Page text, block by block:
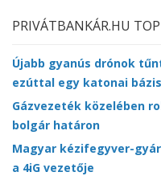
PRIVÁTBANKÁR.HU TOP
Újabb gyanús drónok
ezúttal egy katonai
Gázvezeték közelében
bolgár határon
Magyar kézifegyver-
a 4iG vezetője